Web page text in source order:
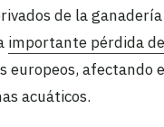
de la
importante pérdida
europeos, afectando
acuáticos.